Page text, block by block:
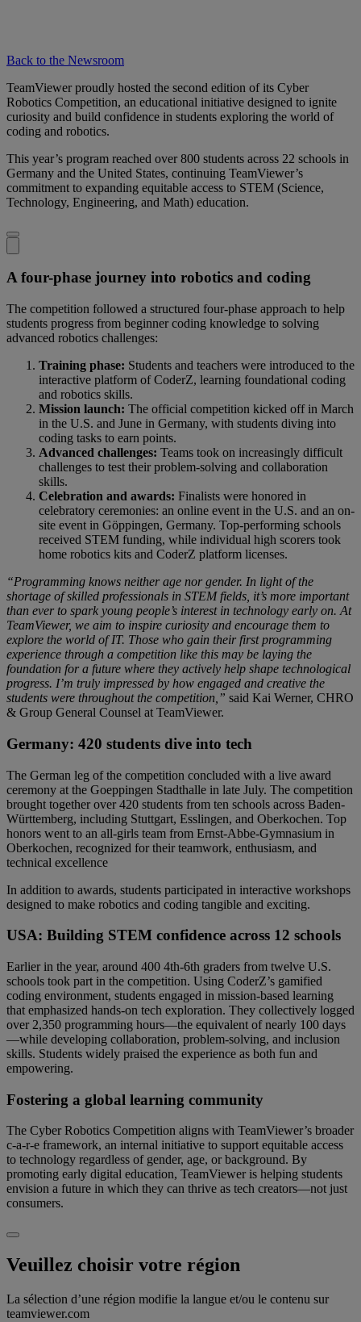
Back to the Newsroom
TeamViewer proudly hosted the second edition of its Cyber
Robotics Competition, an educational initiative designed to ignite
curiosity and build confidence in students exploring the world of
coding and robotics.
This year’s program reached over 800 students across 22 schools in
Germany and the United States, continuing TeamViewer’s
commitment to expanding equitable access to STEM (Science,
Technology, Engineering, and Math) education.
A four-phase journey into robotics and coding
The competition followed a structured four-phase approach to help
students progress from beginner coding knowledge to solving
advanced robotics challenges:
Training phase: Students and teachers were introduced to the
interactive platform of CoderZ, learning foundational coding
and robotics skills.
Mission launch: The official competition kicked off in March
in the U.S. and June in Germany, with students diving into
coding tasks to earn points.
Advanced challenges: Teams took on increasingly difficult
challenges to test their problem-solving and collaboration
skills.
Celebration and awards: Finalists were honored in
celebratory ceremonies: an online event in the U.S. and an on-
site event in Göppingen, Germany. Top-performing schools
received STEM funding, while individual high scorers took
home robotics kits and CoderZ platform licenses.
“Programming knows neither age nor gender. In light of the
shortage of skilled professionals in STEM fields, it’s more important
than ever to spark young people’s interest in technology early on. At
TeamViewer, we aim to inspire curiosity and encourage them to
explore the world of IT. Those who gain their first programming
experience through a competition like this may be laying the
foundation for a future where they actively help shape technological
progress. I’m truly impressed by how engaged and creative the
students were throughout the competition,” said Kai Werner, CHRO
& Group General Counsel at TeamViewer.
Germany: 420 students dive into tech
The German leg of the competition concluded with a live award
ceremony at the Goeppingen Stadthalle in late July. The competition
brought together over 420 students from ten schools across Baden-
Württemberg, including Stuttgart, Esslingen, and Oberkochen. Top
honors went to an all-girls team from Ernst-Abbe-Gymnasium in
Oberkochen, recognized for their teamwork, enthusiasm, and
technical excellence
In addition to awards, students participated in interactive workshops
designed to make robotics and coding tangible and exciting.
USA: Building STEM confidence across 12 schools
Earlier in the year, around 400 4th-6th graders from twelve U.S.
schools took part in the competition. Using CoderZ’s gamified
coding environment, students engaged in mission-based learning
that emphasized hands-on tech exploration. They collectively logged
over 2,350 programming hours—the equivalent of nearly 100 days
—while developing collaboration, problem-solving, and inclusion
skills. Students widely praised the experience as both fun and
empowering.
Fostering a global learning community
The Cyber Robotics Competition aligns with TeamViewer’s broader
c-a-r-e framework, an internal initiative to support equitable access
to technology regardless of gender, age, or background. By
promoting early digital education, TeamViewer is helping students
envision a future in which they can thrive as tech creators—not just
consumers.
Veuillez choisir votre région
La sélection d’une région modifie la langue et/ou le contenu sur
teamviewer.com